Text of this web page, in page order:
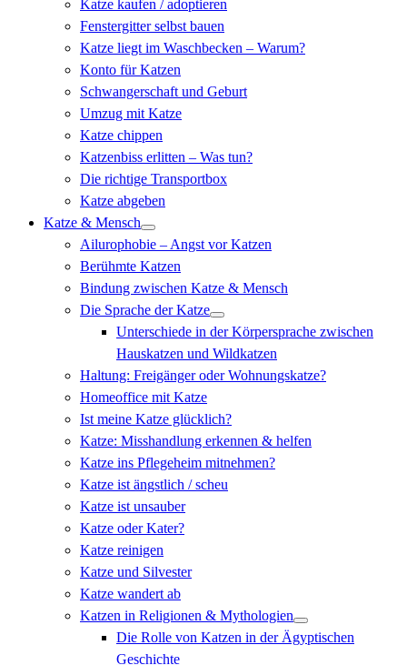
Katze kaufen / adoptieren
Fenstergitter selbst bauen
Katze liegt im Waschbecken – Warum?
Konto für Katzen
Schwangerschaft und Geburt
Umzug mit Katze
Katze chippen
Katzenbiss erlitten – Was tun?
Die richtige Transportbox
Katze abgeben
Katze & Mensch
Ailurophobie – Angst vor Katzen
Berühmte Katzen
Bindung zwischen Katze & Mensch
Die Sprache der Katze
Unterschiede in der Körpersprache zwischen
Hauskatzen und Wildkatzen
Haltung: Freigänger oder Wohnungskatze?
Homeoffice mit Katze
Ist meine Katze glücklich?
Katze: Misshandlung erkennen & helfen
Katze ins Pflegeheim mitnehmen?
Katze ist ängstlich / scheu
Katze ist unsauber
Katze oder Kater?
Katze reinigen
Katze und Silvester
Katze wandert ab
Katzen in Religionen & Mythologien
Die Rolle von Katzen in der Ägyptischen
Geschichte